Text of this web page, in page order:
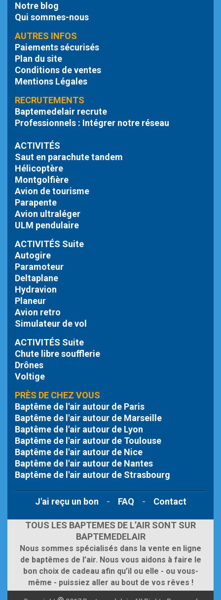
Notre blog
Qui sommes-nous
AUTRES INFOS
Paiements sécurisés
Plan du site
Conditions de ventes
Mentions Légales
RECRUTEMENTS
Baptemedelair recrute
Professionnels : Intégrer notre réseau
ACTIVITÉS
Saut en parachute tandem
Hélicoptère
Montgolfière
Avion de tourisme
Parapente
Avion ultraléger
ULM pendulaire
ACTIVITÉS Suite
Autogire
Paramoteur
Deltaplane
Hydravion
Planeur
Avion retro
Simulateur de vol
ACTIVITÉS Suite
Chute libresoufflerie
Drônes
Voltige
PRÈS DE CHEZ VOUS
Baptême de l'air autour de Paris
Baptême de l'air autour de Marseille
Baptême de l'air autour de Lyon
Baptême de l'air autour de Toulouse
Baptême de l'air autour de Nice
Baptême de l'air autour de Nantes
Baptême de l'air autour de Strasbourg
J'ai reçu un bon - FAQ - Contact
TOUS LES BAPTEMES DE L’AIR SONT SUR
BAPTEMEDELAIR
Nous sommes spécialisés dans la vente en ligne
de baptêmes de l’air. Nous vous aidons à faire le
bon choix de cadeau afin qu’il ou elle - ou vous-
même - puissiez aller au bout de vos rêves !